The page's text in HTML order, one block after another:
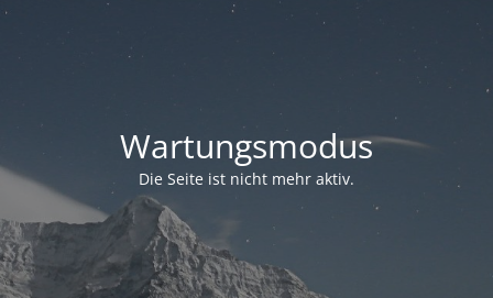
Wartungsmodus
Die Seite ist nicht mehr aktiv.